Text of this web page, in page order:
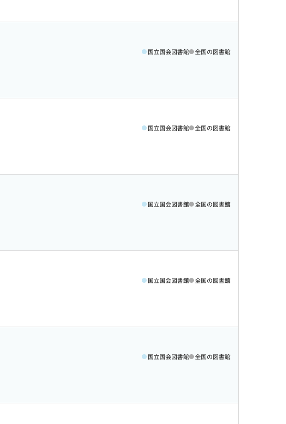
国立国会図書館 全国の図書館
国立国会図書館 全国の図書館
国立国会図書館 全国の図書館
国立国会図書館 全国の図書館
国立国会図書館 全国の図書館